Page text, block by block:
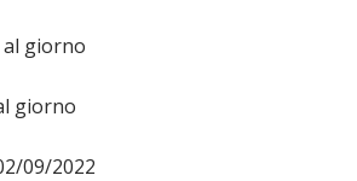
giorno
giorno
09/2022